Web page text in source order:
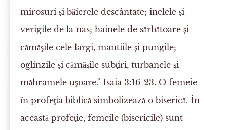
mirosuri şi băierele descântate; inelele şi
verigile de la nas; hainele de sărbătoare şi
cămăşile cele largi, mantiile şi pungile;
oglinzile şi cămăşile subţiri, turbanele şi
măhramele uşoare." Isaia 3:16-23. O femeie
în profeţia biblică simbolizează o biserică. În
această profeţie, femeile (bisericile) sunt